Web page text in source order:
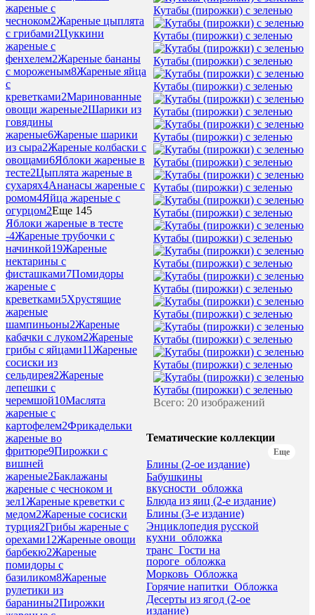
жареные с
чесноком2Жареные цыплята
с грибами2Цуккини
жареные с
фенхелем2Жареные бананы
с мороженым8Жареные яйца
с
креветками2Маринованные
овощи жареные2Шарики из
говядины
жареные6Жареные шарики
из сыра2Жареные колбаски с
овощами6Яблоки жареные в
тесте2Цыплята жареные в
сухарях4Ананасы жареные с
ромом4Яйца жареные с
огурцом2Еще 145
Яблоки жареные в тесте
-4Жареные трубочки с
начинкой19Жареные
нектарины с
фисташками7Помидоры
жареные с
креветками5Хрустящие
жареные
шампиньоны2Жареные
кабачки с луком2Жареные
грибы с яйцами11Жареные
сосиски из
сельдирея2Жареные
лепешки с
черемшой10Маслята
жареные с
картофелем2Фрикадельки
жареные во
фритюре9Пирожки с
вишней
жареные2Баклажаны
жареные с чесноком и
зел1Жареные креветки с
медом2Жареные сосиски
турция2Грибы жареные с
орехами12Жареные овощи
барбекю2Жареные
помидоры с
базиликом8Жареные
рулетики из
баранины2Пирожки
Кутабы (пирожки) с зеленью
Кутабы (пирожки) с зеленью
Кутабы (пирожки) с зеленью
Кутабы (пирожки) с зеленью
Кутабы (пирожки) с зеленью
Кутабы (пирожки) с зеленью
Кутабы (пирожки) с зеленью
Кутабы (пирожки) с зеленью
Кутабы (пирожки) с зеленью
Кутабы (пирожки) с зеленью
Кутабы (пирожки) с зеленью
Кутабы (пирожки) с зеленью
Кутабы (пирожки) с зеленью
Кутабы (пирожки) с зеленью
Кутабы (пирожки) с зеленью
Кутабы (пирожки) с зеленью
Всего: 20 изображений
Тематические коллекции
Еще
Блины (2-ое издание)
Бабушкины
вкусности_обложка
Блюда из яиц (2-е издание)
Блины (3-е издание)
Энциклопедия русской
кухни_обложка
транс_Гости на
пороге_обложка
Морковь_Обложка
Горячие напитки_Обложка
Десерты из ягод (2-ое
издание)